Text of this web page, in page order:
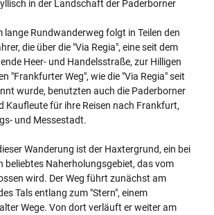
in der Landschaft der Paderborner
lange Rundwanderweg folgt in Teilen den
die über die "Via Regia", eine seit dem
Heer- und Handelsstraße, zur Hilligen
"Frankfurter Weg", wie die "Via Regia" seit
wurde, benutzten auch die Paderborner
Kaufleute für ihre Reisen nach Frankfurt,
und Messestadt.
Wanderung ist der Haxtergrund, ein bei
beliebtes Naherholungsgebiet, das vom
wird. Der Weg führt zunächst am
Tals entlang zum "Stern", einem
Wege. Von dort verläuft er weiter am